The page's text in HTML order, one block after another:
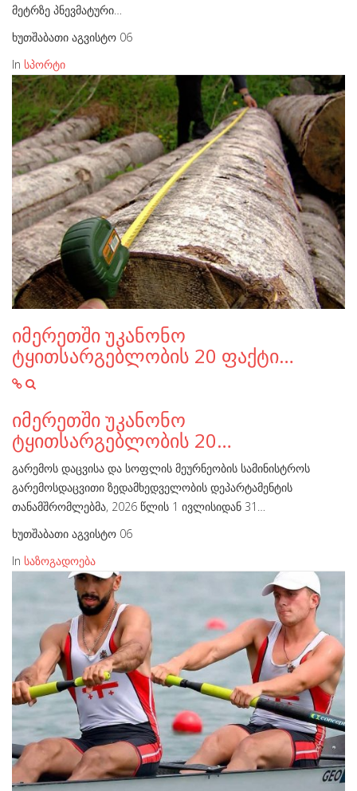
მეტრზე პნევმატური…
ხუთშაბათი აგვისტო 06
In სპორტი
იმერეთში უკანონო
ტყითსარგებლობის 20 ფაქტი…
იმერეთში უკანონო
ტყითსარგებლობის 20…
გარემოს დაცვისა და სოფლის მეურნეობის სამინისტროს
გარემოსდაცვითი ზედამხედველობის დეპარტამენტის
თანამშრომლებმა, 2026 წლის 1 ივლისიდან 31…
ხუთშაბათი აგვისტო 06
In საზოგადოება